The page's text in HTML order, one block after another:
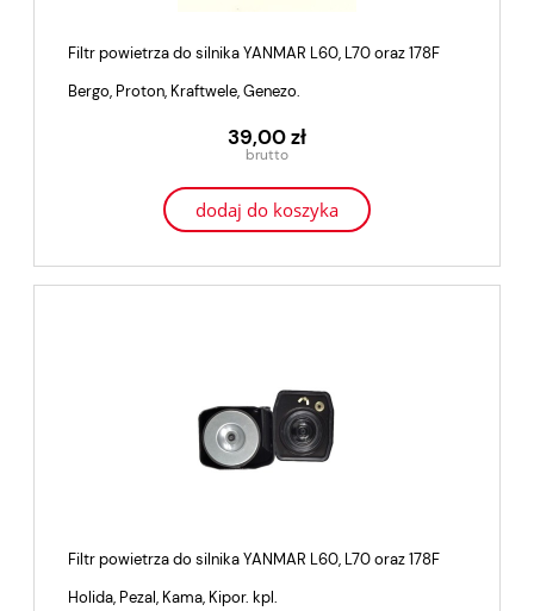
Filtr powietrza do silnika YANMAR L60, L70 oraz 178F
Bergo, Proton, Kraftwele, Genezo.
39,00 zł
dodaj do koszyka
Filtr powietrza do silnika YANMAR L60, L70 oraz 178F
Holida, Pezal, Kama, Kipor. kpl.